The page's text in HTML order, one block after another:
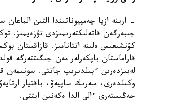
- ارينە ازيا چەمپيوناتىندا التىن
جىبەرگەن قاتەلىكتەرىمىزدى تۇزەيمىز.
كۇنشىعىس ەلىنە اتتانامىز. قازاقستان
قاراماستان باپكەرلەر مەن جىگىتتەرگە
لەبىزدەرىن ءبىلدىرىپ جاتتى. سونىمەن
وكىلدەرى، سەرىك ساپيەۆ، باقتيار
جەڭىستەرى ءالى الدا ەكەنىن ايتتى.